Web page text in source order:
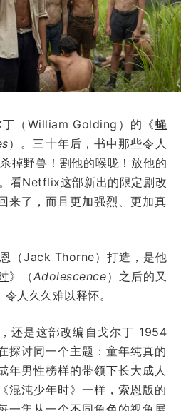
丁（William Golding）的《蝇
）。三十年后，书中那些令人
掉野兽！割他的喉咙！放他的
看Netflix这部新出的限定剧改
来了，而且更加强烈、更加真
（Jack Thorne）打造，是他
》（Adolescence）之后的又
人久久难以释怀。
还是这部改编自戈尔丁 1954
探讨同一个主题：童年纯真的
年男性榜样的带领下长大成人
混沌少年时》一样，索恩版的